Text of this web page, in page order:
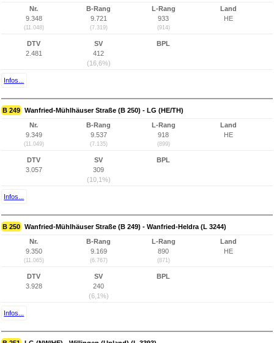
Nr.
9.348
(11.048)
B-Rang
9.721
(7.319)
L-Rang
933
(914)
Land
HE
DTV
2.481
SV
412
(16,6%)
BPL
Infos...
B 249 Wanfried-Mühlhäuser Straße (B 250) - LG (HE/TH)
Nr.
9.349
(11.049)
B-Rang
9.537
(7.135)
L-Rang
918
(899)
Land
HE
DTV
3.057
SV
309
(10,1%)
BPL
Infos...
B 250 Wanfried-Mühlhäuser Straße (B 249) - Wanfried-Heldra (L 3244)
Nr.
9.350
(11.065)
B-Rang
9.169
(6.767)
L-Rang
890
(871)
Land
HE
DTV
3.928
SV
240
(6,1%)
BPL
Infos...